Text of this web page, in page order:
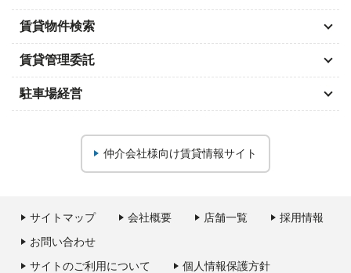
賃貸物件検索
賃貸管理委託
駐車場経営
仲介会社様向け賃貸情報サイト
サイトマップ 会社概要 店舗一覧
採用情報
お問い合わせ
サイトのご利用について
個人情報保護方針